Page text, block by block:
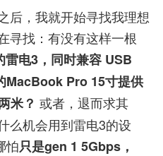
后，我就开始寻找我理想
寻找：有没有这样一根
电3，同时兼容 USB
MacBook Pro 15寸提供
米？ 或者，退而求其
么机会用到雷电3的设
怕只是gen 1 5Gbps，